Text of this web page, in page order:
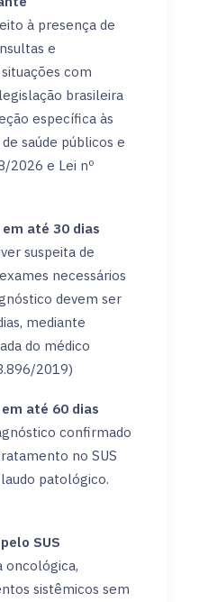
à presença de
e
com
brasileira
específica às
saúde públicos e
2026 e Lei nº
até 30 dias
suspeita de
necessários
devem ser
mediante
do médico
2019)
até 60 dias
confirmado
no SUS
patológico.
SUS
oncológica,
sistêmicos sem